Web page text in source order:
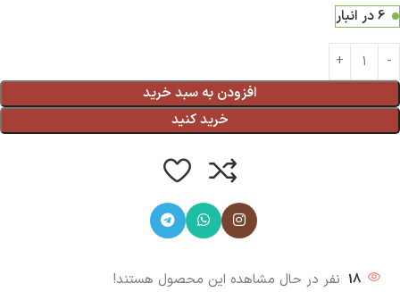
6 در انبار
افزودن به سبد خرید
خرید کنید
18 نفر در حال مشاهده این محصول هستند!